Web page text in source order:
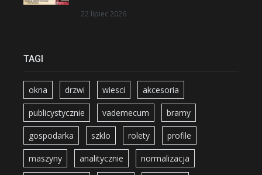
22 lipiec 2026
TAGI
okna drzwi wiesci akcesoria
publicystycznie vademecum bramy
gospodarka szklo rolety profile
maszyny analitycznie normalizacja